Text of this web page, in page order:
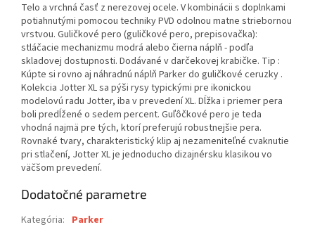
Telo a vrchná časť z nerezovej ocele. V kombinácii s doplnkami
potiahnutými pomocou techniky PVD odolnou matne striebornou
vrstvou. Guličkové pero (guličkové pero, prepisovačka):
stláčacie mechanizmu modrá alebo čierna náplň - podľa
skladovej dostupnosti. Dodávané v darčekovej krabičke. Tip :
Kúpte si rovno aj náhradnú náplň Parker do guličkové ceruzky .
Kolekcia Jotter XL sa pýši rysy typickými pre ikonickou
modelovú radu Jotter, iba v prevedení XL. Dĺžka i priemer pera
boli predĺžené o sedem percent. Guľôčkové pero je teda
vhodná najmä pre tých, ktorí preferujú robustnejšie pera.
Rovnaké tvary, charakteristický klip aj nezameniteľné cvaknutie
pri stlačení, Jotter XL je jednoducho dizajnérsku klasikou vo
väčšom prevedení.
Dodatočné parametre
Kategória: Parker